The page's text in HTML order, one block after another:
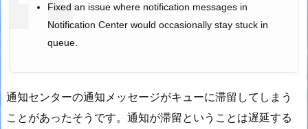
Fixed an issue where notification messages in
Notification Center would occasionally stay stuck in
queue.
通知センターの通知メッセージがキューに滞留してしまう
ことがあったそうです。通知が滞留ということは遅延する